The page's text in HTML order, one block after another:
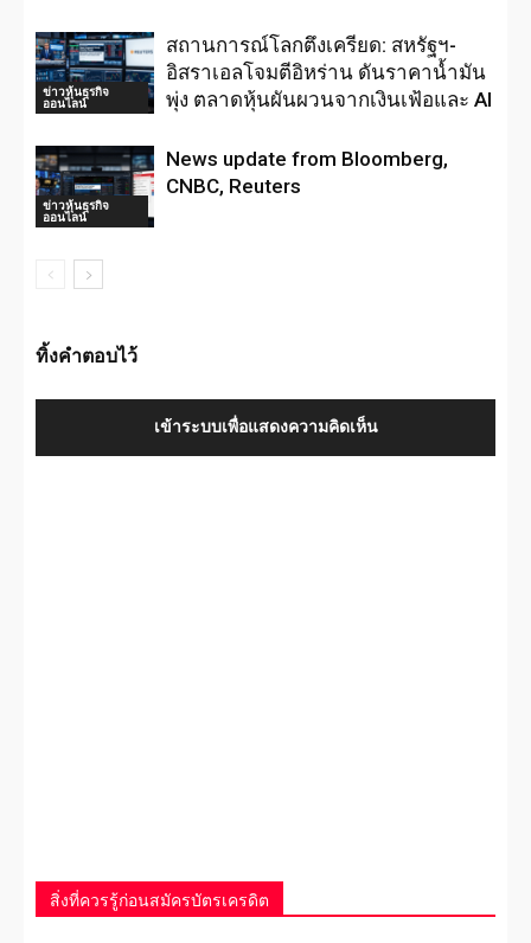
ข่าวหุ้นธุรกิจ
ออนไลน์
สถานการณ์โลกตึงเครียด: สหรัฐฯ-
อิสราเอลโจมตีอิหร่าน ดันราคาน้ำมัน
พุ่ง ตลาดหุ้นผันผวนจากเงินเฟ้อและ AI
ข่าวหุ้นธุรกิจ
ออนไลน์
News update from Bloomberg,
CNBC, Reuters
ทิ้งคำตอบไว้
เข้าระบบเพื่อแสดงความคิดเห็น
สิ่งที่ควรรู้ก่อนสมัครบัตรเครดิต